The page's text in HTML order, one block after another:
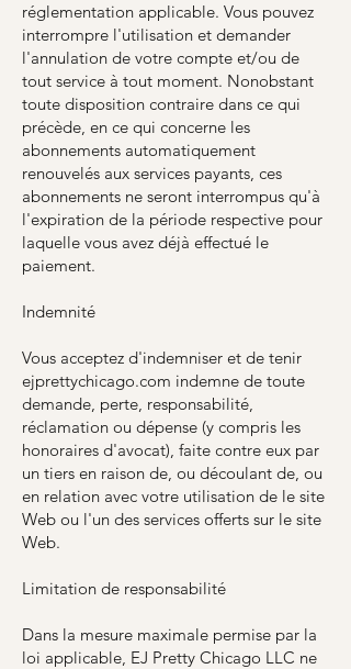
réglementation applicable. Vous pouvez
interrompre l'utilisation et demander
l'annulation de votre compte et/ou de
tout service à tout moment. Nonobstant
toute disposition contraire dans ce qui
précède, en ce qui concerne les
abonnements automatiquement
renouvelés aux services payants, ces
abonnements ne seront interrompus qu'à
l'expiration de la période respective pour
laquelle vous avez déjà effectué le
paiement.
Indemnité
Vous acceptez d'indemniser et de tenir
ejprettychicago.com indemne de toute
demande, perte, responsabilité,
réclamation ou dépense (y compris les
honoraires d'avocat), faite contre eux par
un tiers en raison de, ou découlant de, ou
en relation avec votre utilisation de le site
Web ou l'un des services offerts sur le site
Web.
Limitation de responsabilité
Dans la mesure maximale permise par la
loi applicable, EJ Pretty Chicago LLC ne